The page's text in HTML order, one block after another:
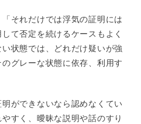
それだけでは浮気の証明には
て否定を続けるケースもよく
状態では、どれだけ疑いが強
グレーな状態に依存、利用す
ができないなら認めなくてい
すく、曖昧な説明や話のすり